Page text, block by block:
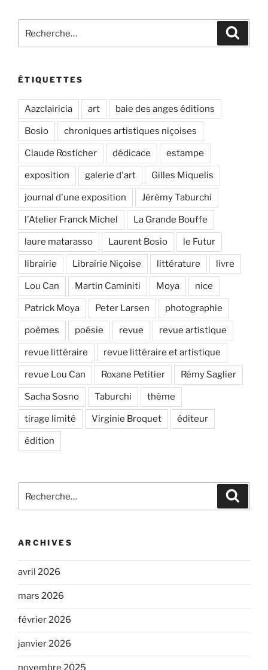
pour
ÉTIQUETTES
Aazclairicia art baie des anges éditions
Bosio chroniques artistiques niçoises
Claude Rosticher dédicace estampe
exposition galerie d'art Gilles Miquelis
journal d'une exposition Jérémy Taburchi
l'Atelier Franck Michel La Grande Bouffe
laure matarasso Laurent Bosio le Futur
librairie Librairie Niçoise littérature livre
Lou Can Martin Caminiti Moya nice
Patrick Moya Peter Larsen photographie
poèmes poésie revue revue artistique
revue littéraire revue littéraire et artistique
revue Lou Can Roxane Petitier Rémy Saglier
Sacha Sosno Taburchi thème
tirage limité Virginie Broquet éditeur
édition
pour
ARCHIVES
avril 2026
mars 2026
février 2026
janvier 2026
novembre 2025